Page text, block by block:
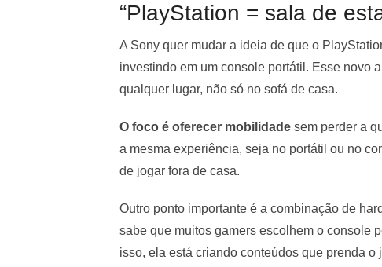
“PlayStation = sala de
A Sony quer mudar a ideia de que o
investindo em um console portátil. Esse novo
qualquer lugar, não só no sofá de casa.
O foco é oferecer mobilidade sem perder a
a mesma experiência, seja no portátil ou no
de jogar fora de casa.
Outro ponto importante é a combinação de
sabe que muitos gamers escolhem o console
isso, ela está criando conteúdos que prenda